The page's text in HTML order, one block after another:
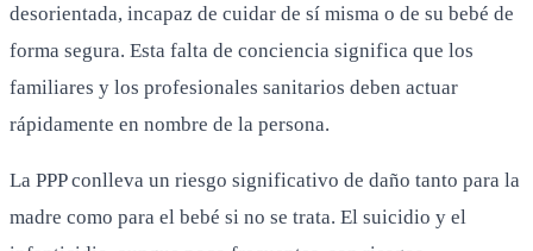
desorientada, incapaz de cuidar de sí misma o de su bebé de
forma segura. Esta falta de conciencia significa que los
familiares y los profesionales sanitarios deben actuar
rápidamente en nombre de la persona.
La PPP conlleva un riesgo significativo de daño tanto para la
madre como para el bebé si no se trata. El suicidio y el